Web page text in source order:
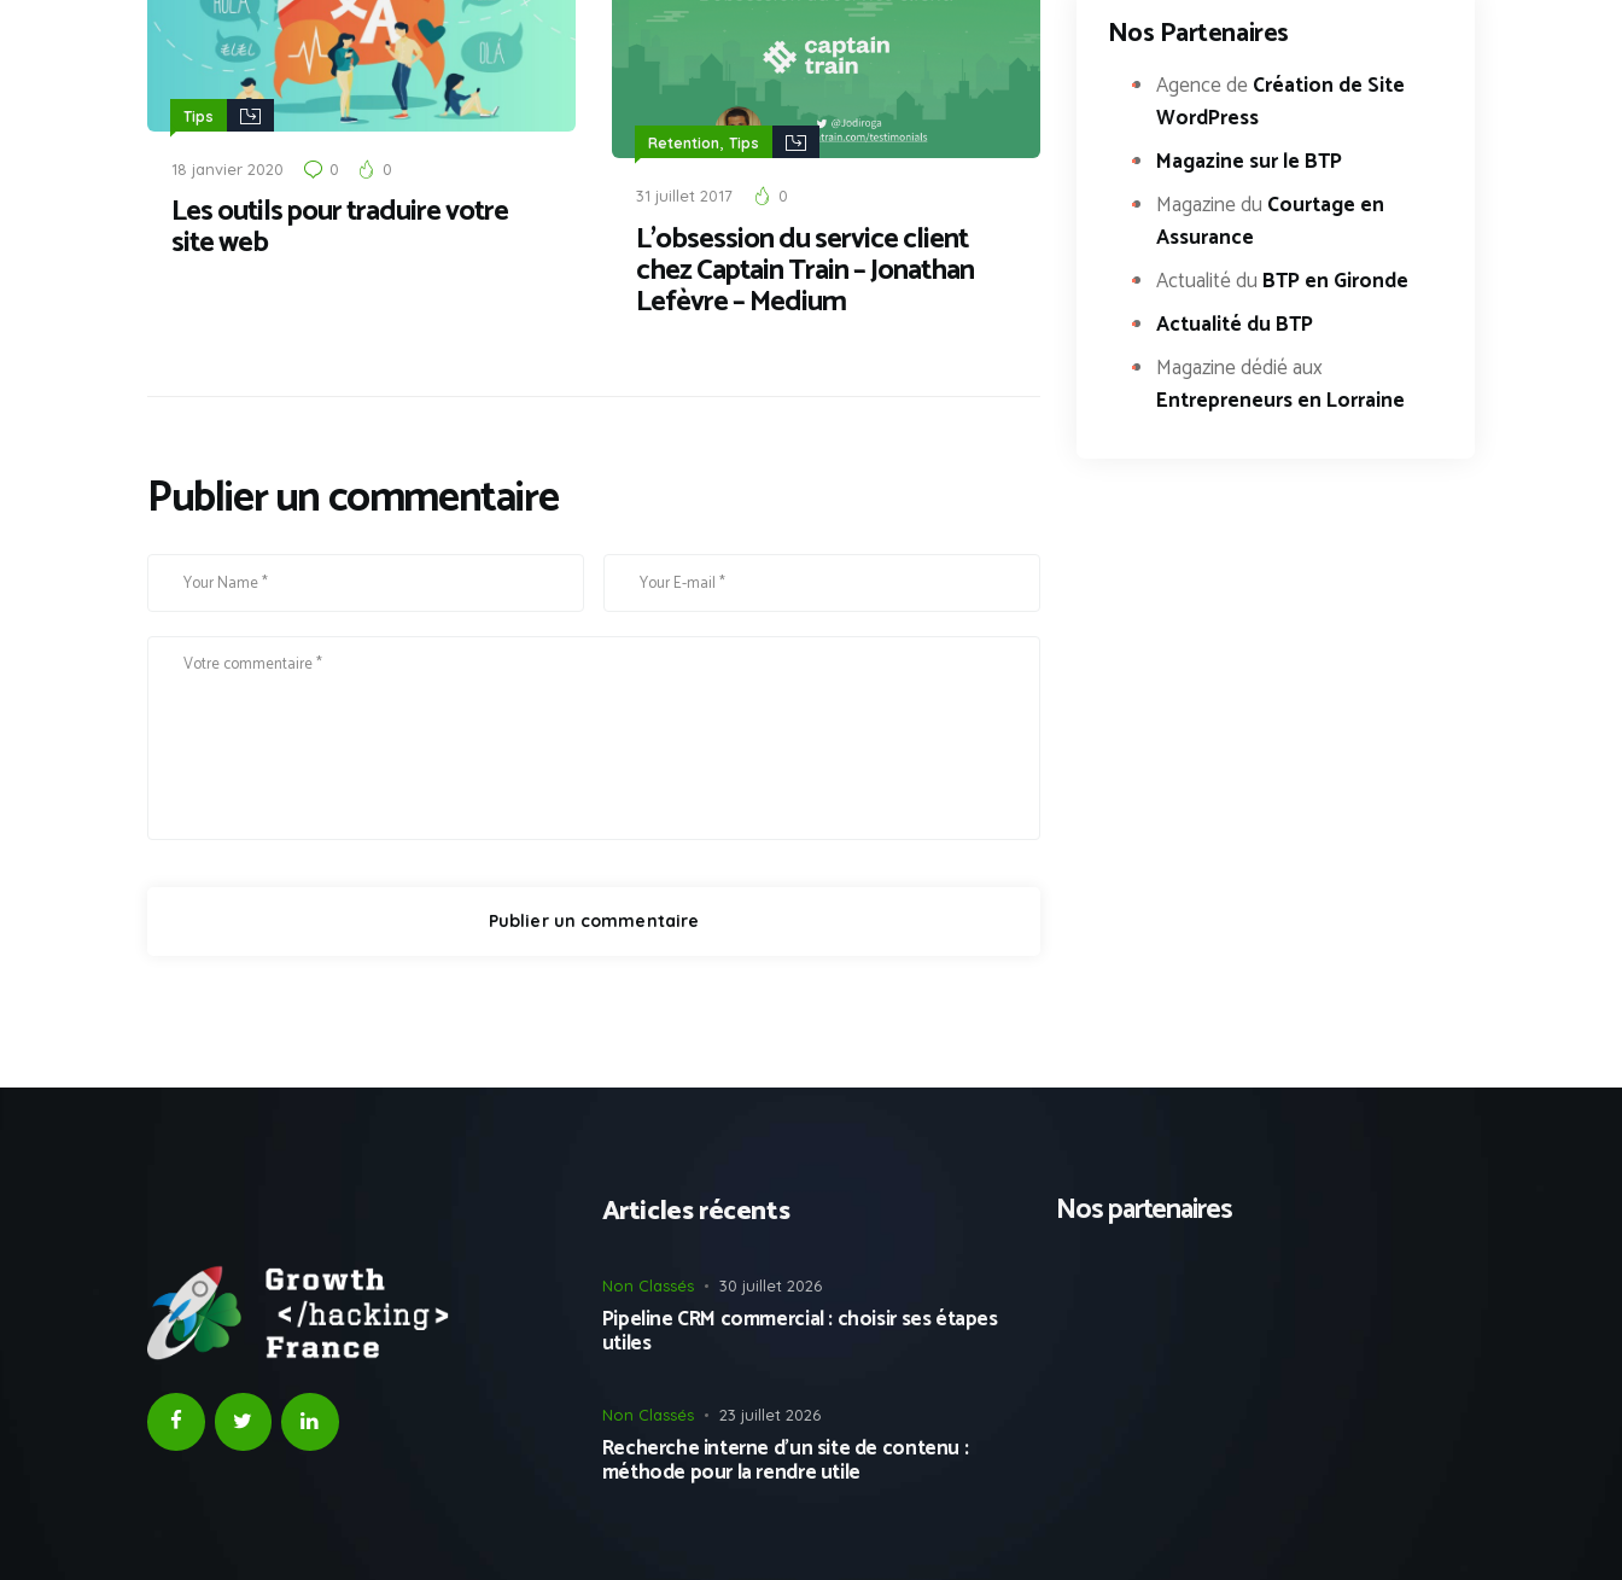
Tips
18 janvier 2020 0 0
Les outils pour traduire votre
site web
Retention, Tips
31 juillet 2017 0
L’obsession du service client
chez Captain Train – Jonathan
Lefèvre – Medium
Publier un commentaire
Nos Partenaires
Agence deCréation de Site
WordPress
Magazine sur le BTP
Magazine du Courtage en
Assurance
Actualité du BTP en Gironde
Actualité du BTP
Magazine dédié aux
Entrepreneurs en Lorraine
Articles récents
Non Classés 30 juillet 2026
Pipeline CRM commercial : choisir ses étapes
utiles
Non Classés 23 juillet 2026
Recherche interne d’un site de contenu :
méthode pour la rendre utile
Nos partenaires